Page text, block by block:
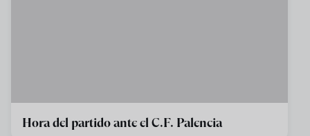
Hora del partido ante el C.F. Palencia